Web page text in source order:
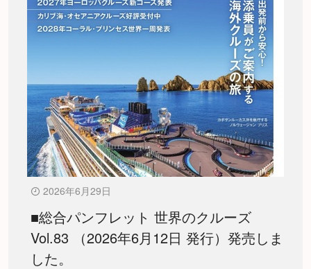
2026年6月29日
■総合パンフレット 世界のクルーズ
Vol.83 （2026年6月12日 発行）発売しま
した。